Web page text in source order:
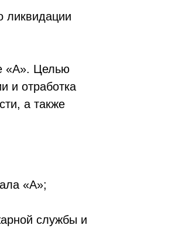
ликвидации
«А». Целью
и отработка
а также
«А»;
службы и